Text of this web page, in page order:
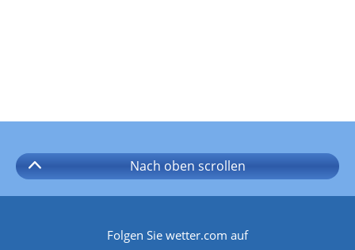
Nach oben scrollen
Folgen Sie wetter.com auf